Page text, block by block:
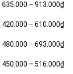
635.000 – 913.000₫
420.000 – 610.000₫
480.000 – 693.000₫
450.000 – 516.000₫